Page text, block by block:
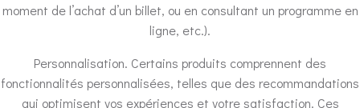
moment de l’achat d’un billet, ou en consultant un programme en
ligne, etc.).
Personnalisation. Certains produits comprennent des
fonctionnalités personnalisées, telles que des recommandations
qui optimisent vos expériences et votre satisfaction. Ces